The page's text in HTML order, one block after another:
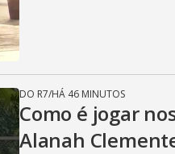
DO R7/HÁ 46 MINUTOS
Como é jogar
Alanah